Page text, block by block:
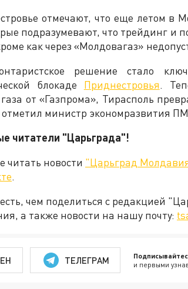
отмечают, что еще летом в
подразумевают, что трейдинг и
как через «Молдовагаз»
решение стало
блокаде Приднестровья.
газа от «Газпрома», Тирасполь
министр экономразвития
читатели "Царьграда"!
читать новости "Царьград
.
чем поделиться с редакцией
а также новости на нашу почту:
ТЕЛЕГРАМ и первыми